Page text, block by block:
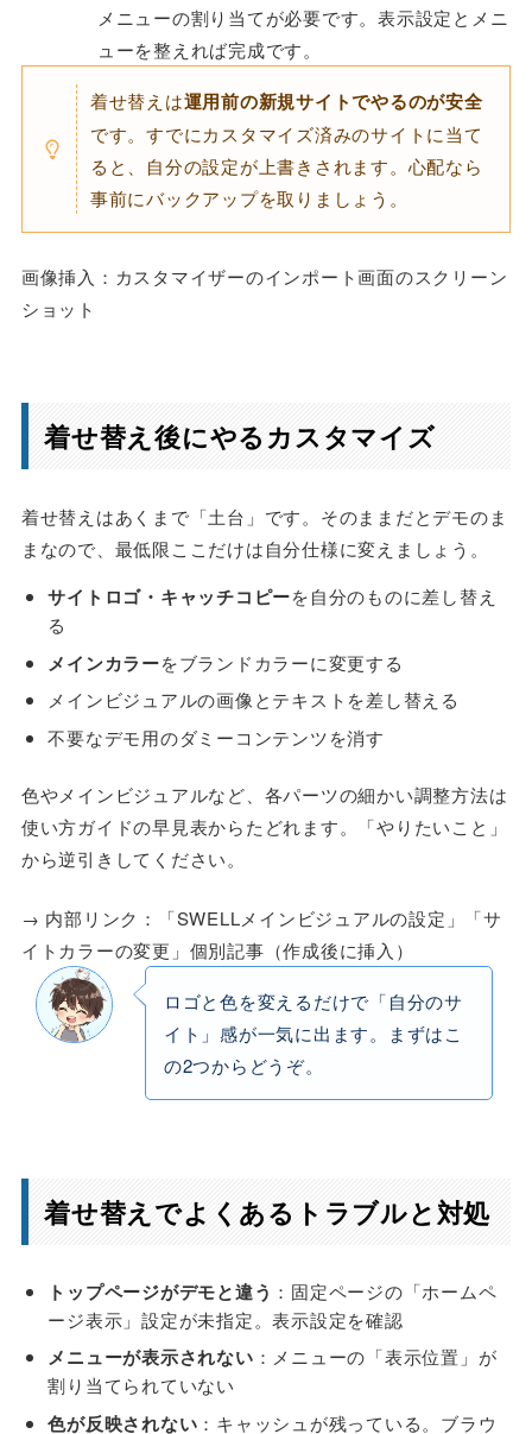
メニューの割り当てが必要です。表示設定とメニ
ューを整えれば完成です。
着せ替えは運用前の新規サイトでやるのが安全
です。すでにカスタマイズ済みのサイトに当て
ると、自分の設定が上書きされます。心配なら
事前にバックアップを取りましょう。
画像挿入：カスタマイザーのインポート画面のスクリーン
ショット
着せ替え後にやるカスタマイズ
着せ替えはあくまで「土台」です。そのままだとデモのま
まなので、最低限ここだけは自分仕様に変えましょう。
サイトロゴ・キャッチコピーを自分のものに差し替え
る
メインカラーをブランドカラーに変更する
メインビジュアルの画像とテキストを差し替える
不要なデモ用のダミーコンテンツを消す
色やメインビジュアルなど、各パーツの細かい調整方法は
使い方ガイドの早見表からたどれます。「やりたいこと」
から逆引きしてください。
→ 内部リンク：「SWELLメインビジュアルの設定」「サ
イトカラーの変更」個別記事（作成後に挿入）
ロゴと色を変えるだけで「自分のサ
イト」感が一気に出ます。まずはこ
の2つからどうぞ。
着せ替えでよくあるトラブルと対処
トップページがデモと違う ：固定ページの「ホームペ
ージ表示」設定が未指定。表示設定を確認
メニューが表示されない ：メニューの「表示位置」が
割り当てられていない
色が反映されない ：キャッシュが残っている。ブラウ